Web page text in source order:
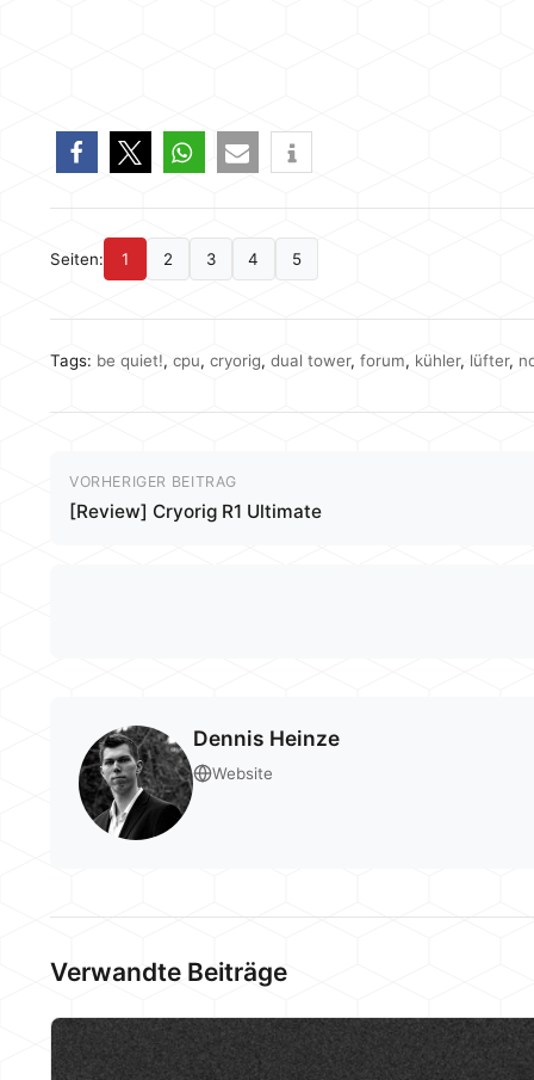
Seiten: 1 2 3 4 5
Tags: be quiet!, cpu, cryorig, dual tower, forum, kühler, lüfter,
VORHERIGER BEITRAG
[Review] Cryorig R1 Ultimate
Dennis Heinze
Website
Verwandte Beiträge